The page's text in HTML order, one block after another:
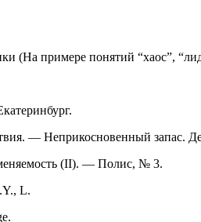
(На примере понятий “хаос”,
— Неприкосновенный запас.
(II). — Полис, № 3.
L.